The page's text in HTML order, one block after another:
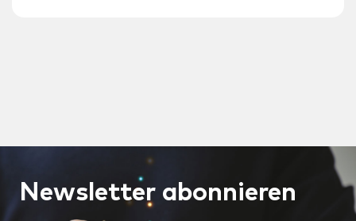
Newsletter abonnieren